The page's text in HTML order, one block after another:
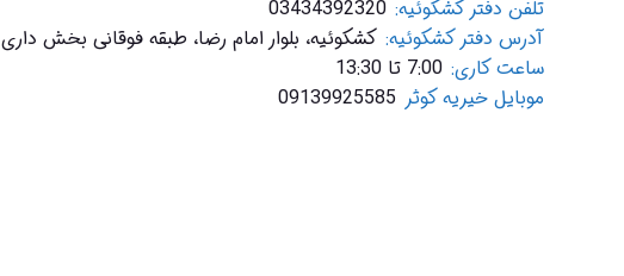
تلفن دفتر کشکوئیه: 03434392320
آدرس دفتر کشکوئیه: کشکوئیه، بلوار امام رضا، طبقه فوقانی بخش داری
ساعت کاری: 7:00 تا 13:30
موبایل خیریه کوثر 09139925585